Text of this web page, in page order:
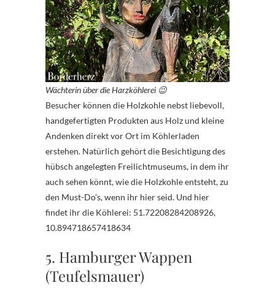
Wächterin über die Harzköhlerei 😉
Besucher können die Holzkohle nebst liebevoll,
handgefertigten Produkten aus Holz und kleine
Andenken direkt vor Ort im Köhlerladen
erstehen. Natürlich gehört die Besichtigung des
hübsch angelegten Freilichtmuseums, in dem ihr
auch sehen könnt, wie die Holzkohle entsteht, zu
den Must-Do’s, wenn ihr hier seid. Und hier
findet ihr die Köhlerei: 51.72208284208926,
10.894718657418634
5. Hamburger Wappen
(Teufelsmauer)